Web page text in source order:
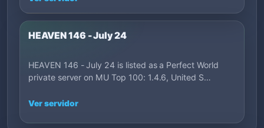
HEAVEN 146 - July 24
HEAVEN 146 - July 24 is listed as a Perfect World
private server on MU Top 100: 1.4.6, United S…
Ver servidor